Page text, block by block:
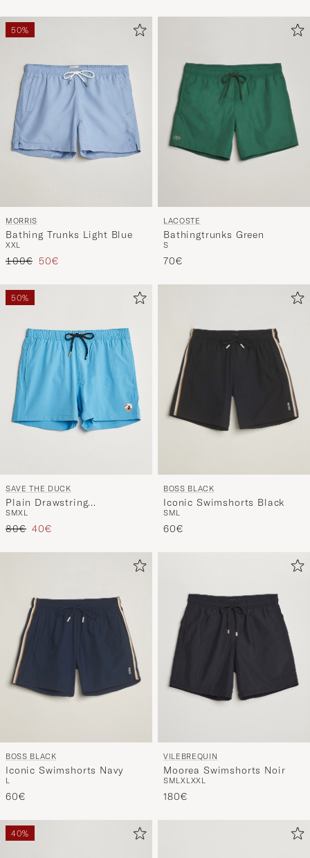
50%
MORRIS
Bathing Trunks Light Blue
XXL
Regulärer Preis
100€ Reduzierter Preis
50€
LACOSTE
Bathingtrunks Green
S
70€
50%
SAVE THE DUCK
Plain Drawstring
Swimshorts Fluo Blue
SMXL
Regulärer Preis
80€ Reduzierter Preis
40€
BOSS BLACK
Iconic Swimshorts Black
SML
60€
BOSS BLACK
Iconic Swimshorts Navy
L
60€
VILEBREQUIN
Moorea Swimshorts Noir
SMLXLXXL
180€
40%